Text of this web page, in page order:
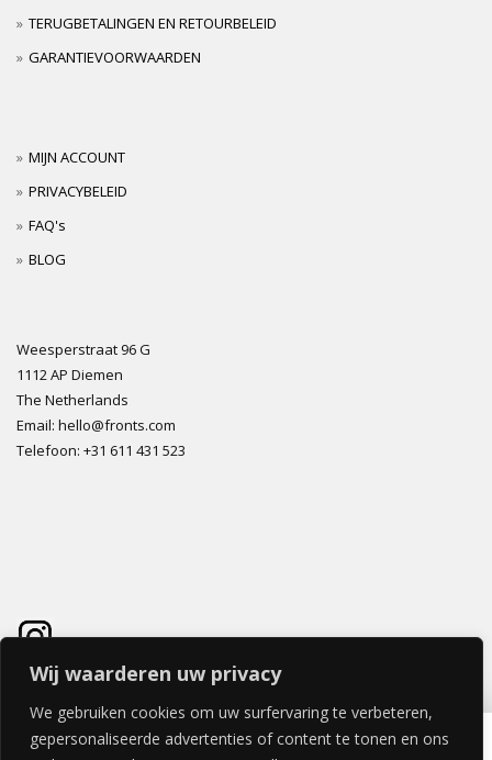
Wij waarderen uw privacy
We gebruiken cookies om uw surfervaring te verbeteren,
gepersonaliseerde advertenties of content te tonen en ons
TERUGBETALINGEN EN RETOURBELEID
GARANTIEVOORWAARDEN
MIJN ACCOUNT
PRIVACYBELEID
FAQ's
BLOG
Weesperstraat 96 G
1112 AP Diemen
The Netherlands
Email: hello@fronts.com
Telefoon: +31 611 431 523
TIMBER TOUCH LADE 60x60cm